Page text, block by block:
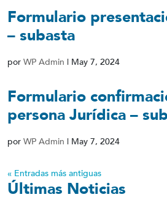
Formulario
– subasta
por WP Admin | May 7, 2024
Formulario
persona Jurídica –
por WP Admin | May 7, 2024
« Entradas más antiguas
Últimas Noticias